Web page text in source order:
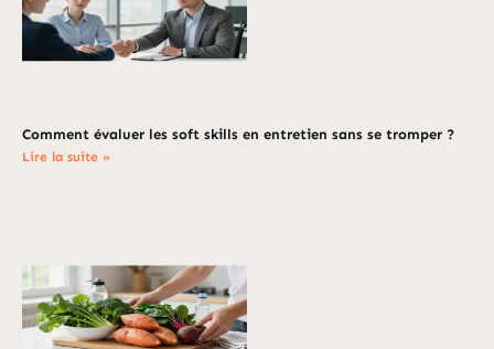
Comment évaluer les soft skills en entretien sans se tromper ?
Lire la suite »